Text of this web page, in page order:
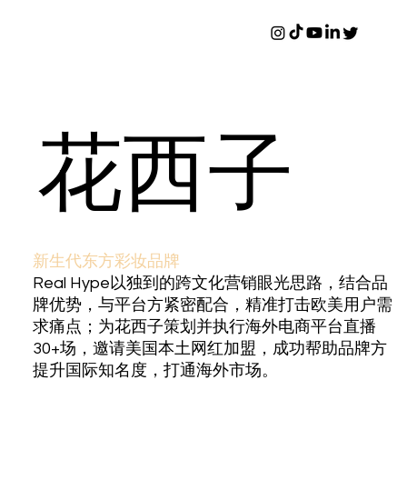
花西子
新生代东方彩妆品牌
Real Hype以独到的跨文化营销眼光思路，结合品
牌优势，与平台方紧密配合，精准打击欧美用户需
求痛点；为花西子策划并执行海外电商平台直播
30+场，邀请美国本土网红加盟，成功帮助品牌方
提升国际知名度，打通海外市场。